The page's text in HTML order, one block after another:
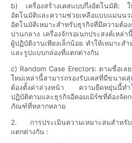
b) เครื่องสร้างเคสแบบกึ่งอัตโนมัติ: ใ
อัตโนมัติและความช่วยเหลือแบบแมนน
อัตโนมัติเหมาะสำหรับธุรกิจที่มีความต้อ
ปานกลาง เครื่องจักรอเนกประสงค์เหล่
ผู้ปฏิบัติงานเพียงเล็กน้อย ทำให้เหมาะส
และรูปแบบกล่องที่แตกต่างกัน
c) Random Case Erectors: ตามชื่อเล
ใหม่เหล่านี้สามารถรองรับเคสที่มีขนาด
ต้องตั้งค่าล่วงหน้า ความยืดหยุ่นนี้ทำ
ปฏิบัติตามและธุรกิจอีคอมเมิร์ซที่ต้องจัด
ภัณฑ์ที่หลากหลาย
2. การประเมินความเหมาะสมสำหรั
แตกต่างกัน :